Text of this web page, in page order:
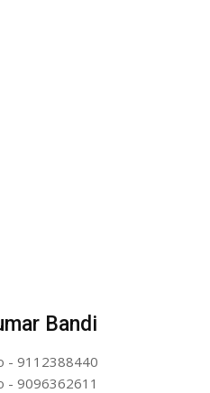
Bandi
- 9112388440
- 9096362611